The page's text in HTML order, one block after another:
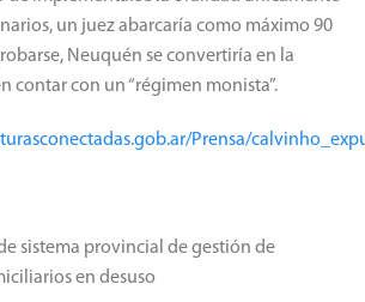
un juez abarcaría como máximo 90
Neuquén se convertiría en la
contar con un “régimen monista”.
Prensa/
sistema provincial de gestión de
en desuso